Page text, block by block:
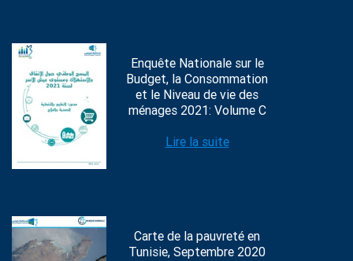
Enquête Nationale sur le
Budget, la Consommation
et le Niveau de vie des
ménages 2021: Volume C
Lire la suite
Carte de la pauvreté en
Tunisie, Septembre 2020